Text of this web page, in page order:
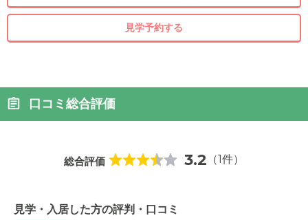
見学予約する
口コミ総合評価
総合評価 3.2 （1件）
見学・入居した方の評判・口コミ